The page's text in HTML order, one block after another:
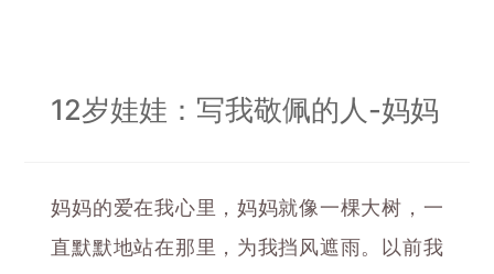
12岁娃娃：写我敬佩的人-妈妈
妈妈的爱在我心里，妈妈就像一棵大树，一
直默默地站在那里，为我挡风遮雨。以前我